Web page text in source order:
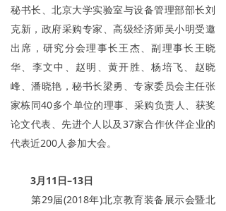
秘书长、北京大学实验室与设备管理部部长刘
克新，政府采购专家、高级经济师吴小明受邀
出席，研究分会理事长王杰、副理事长王晓
华、李文中、赵明、黄开胜、杨培飞、赵晓
峰、潘晓艳，秘书长梁勇、专家委员会主任张
家栋同40多个单位的理事、采购负责人、获奖
论文代表、先进个人以及37家合作伙伴企业的
代表近200人参加大会。
3月11日–13日
第29届(2018年)北京教育装备展示会暨北